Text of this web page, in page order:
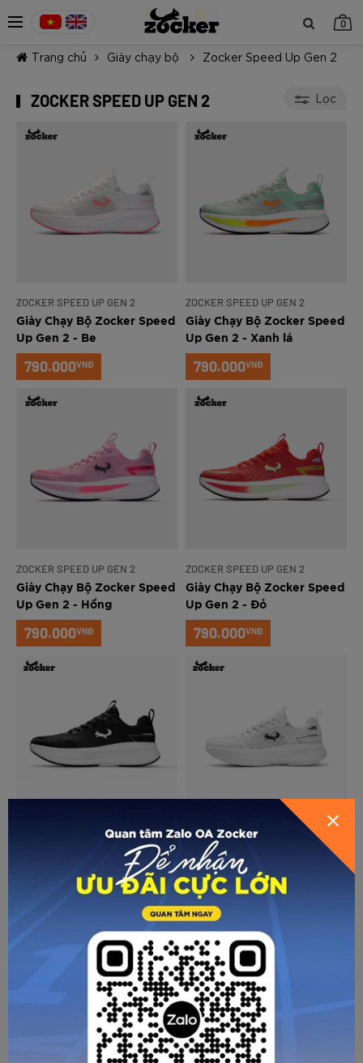
0
Trang chủ Giày chạy bộ Zocker Speed Up Gen 2
ZOCKER SPEED UP GEN 2 Lọc
ZOCKER SPEED UP GEN 2
Giày Chạy Bộ Zocker Speed
Up Gen 2 - Be
790.000VNĐ
ZOCKER SPEED UP GEN 2
Giày Chạy Bộ Zocker Speed
Up Gen 2 - Xanh lá
790.000VNĐ
ZOCKER SPEED UP GEN 2
Giày Chạy Bộ Zocker Speed
Up Gen 2 - Hồng
790.000VNĐ
ZOCKER SPEED UP GEN 2
Giày Chạy Bộ Zocker Speed
Up Gen 2 - Đỏ
790.000VNĐ
ZOCKER SPEED UP GEN 2
Giày chạy bộ Zocker Speed
Up Gen 2 - Đen
790.000 VNĐ
ZOCKER SPEED UP GEN 2
Giày chạy bộ Zocker Speed
Up Gen 2 – Trắng
790.000VNĐ
VẤN CHO BẠN